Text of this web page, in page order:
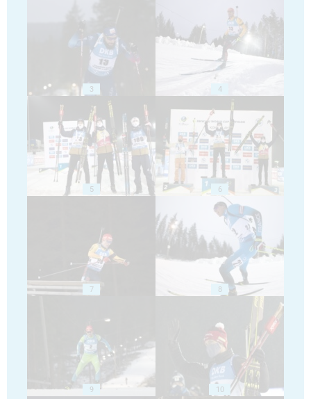
3 4
5 6
7 8
9 10